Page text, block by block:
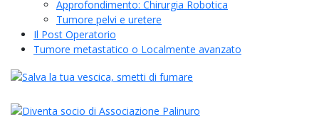
Approfondimento: Chirurgia Robotica
Tumore pelvi e uretere
Il Post Operatorio
Tumore metastatico o Localmente avanzato